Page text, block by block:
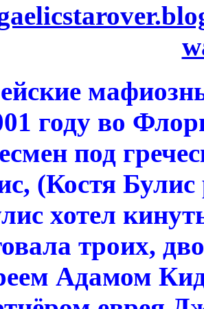
году во
под
(Костя Булис
хотел
троих,
Адамом